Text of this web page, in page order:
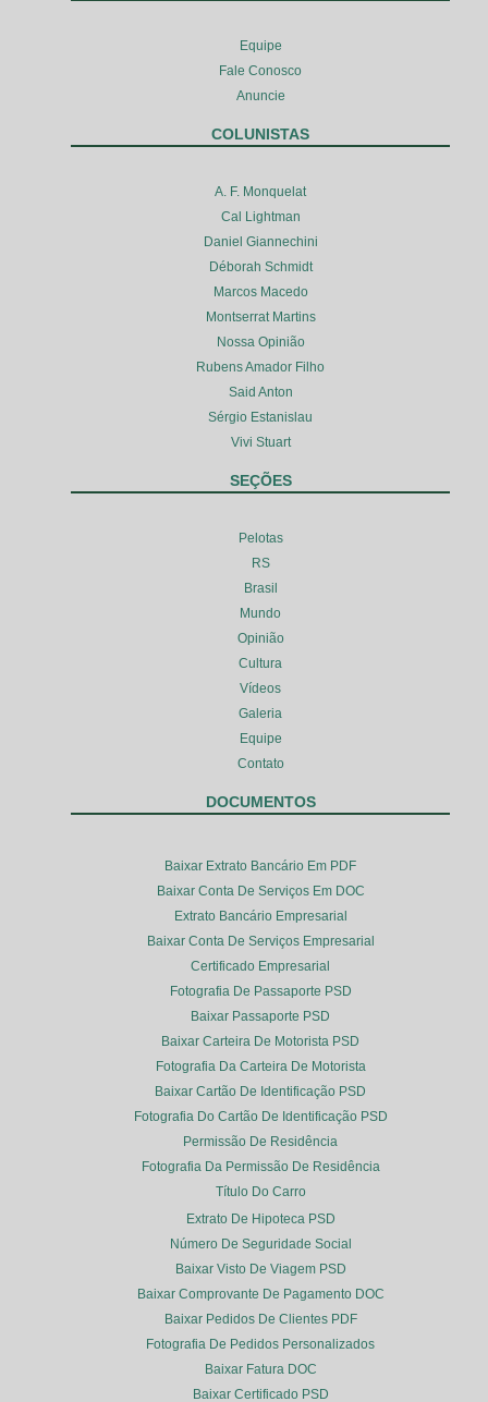
Equipe
Fale Conosco
Anuncie
COLUNISTAS
A. F. Monquelat
Cal Lightman
Daniel Giannechini
Déborah Schmidt
Marcos Macedo
Montserrat Martins
Nossa Opinião
Rubens Amador Filho
Said Anton
Sérgio Estanislau
Vivi Stuart
SEÇÕES
Pelotas
RS
Brasil
Mundo
Opinião
Cultura
Vídeos
Galeria
Equipe
Contato
DOCUMENTOS
Baixar Extrato Bancário Em PDF
Baixar Conta De Serviços Em DOC
Extrato Bancário Empresarial
Baixar Conta De Serviços Empresarial
Certificado Empresarial
Fotografia De Passaporte PSD
Baixar Passaporte PSD
Baixar Carteira De Motorista PSD
Fotografia Da Carteira De Motorista
Baixar Cartão De Identificação PSD
Fotografia Do Cartão De Identificação PSD
Permissão De Residência
Fotografia Da Permissão De Residência
Título Do Carro
Extrato De Hipoteca PSD
Número De Seguridade Social
Baixar Visto De Viagem PSD
Baixar Comprovante De Pagamento DOC
Baixar Pedidos De Clientes PDF
Fotografia De Pedidos Personalizados
Baixar Fatura DOC
Baixar Certificado PSD